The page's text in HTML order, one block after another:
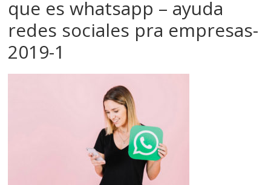
que es whatsapp – ayuda
redes sociales pra empresas-
2019-1